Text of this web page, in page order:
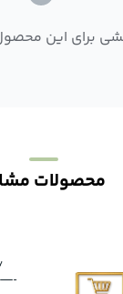
برای این
محصولات